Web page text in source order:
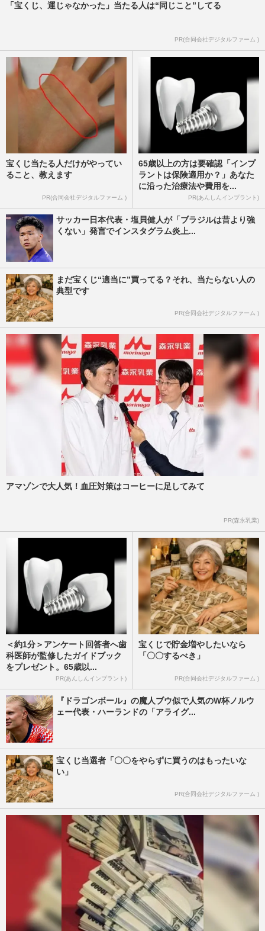
「宝くじ、運じゃなかった」当たる人は“同じこと”してる
PR(合同会社デジタルファーム )
宝くじ当たる人だけがやってい
ること、教えます
PR(合同会社デジタルファーム )
65歳以上の方は要確認「インプ
ラントは保険適用か？」あなた
に沿った治療法や費用を...
PR(あんしんインプラント)
サッカー日本代表・塩貝健人が「ブラジルは昔より強
くない」発言でインスタグラム炎上...
まだ宝くじ“適当に”買ってる？それ、当たらない人の
典型です
PR(合同会社デジタルファーム )
アマゾンで大人気！血圧対策はコーヒーに足してみて
PR(森永乳業)
＜約1分＞アンケート回答者へ歯
科医師が監修したガイドブック
をプレゼント。65歳以...
PR(あんしんインプラント)
宝くじで貯金増やしたいなら
「〇〇するべき」
PR(合同会社デジタルファーム )
『ドラゴンボール』の魔人ブウ似で人気のW杯ノルウ
ェー代表・ハーランドの「アライグ...
宝くじ当選者「〇〇をやらずに買うのはもったいな
い」
PR(合同会社デジタルファーム )